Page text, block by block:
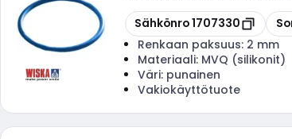
Kopioi
Sähkönro1707330
Renkaan paksuus: 2 mm
Materiaali: MVQ (silikonit)
Väri: punainen
Vakiokäyttötuote